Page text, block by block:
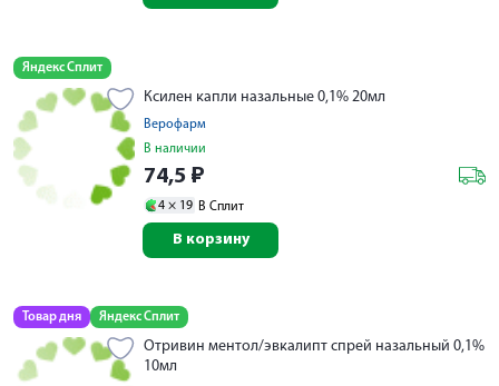
Яндекс Сплит
Ксилен капли назальные 0,1% 20мл
Верофарм
В наличии
74,5 ₽
4 × 19 В Сплит
В корзину
Товар дня Яндекс Сплит
Отривин ментол/эвкалипт спрей назальный 0,1%
10мл